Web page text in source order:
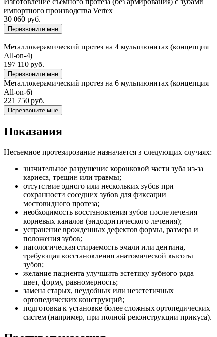
Изготовление съемного протеза (без армирования) с зубами
импортного производства Vertex
30 060 руб.
Перезвоните мне
Металлокерамический протез на 4 мультиюнитах (концепция
All-on-4)
197 110 руб.
Перезвоните мне
Металлокерамический протез на 6 мультиюнитах (концепция
All-on-6)
221 750 руб.
Перезвоните мне
Показания
Несъемное протезирование назначается в следующих случаях:
значительное разрушение коронковой части зуба из-за
кариеса, трещин или травмы;
отсутствие одного или нескольких зубов при
сохранности соседних зубов для фиксации
мостовидного протеза;
необходимость восстановления зубов после лечения
корневых каналов (эндодонтического лечения);
устранение врожденных дефектов формы, размера и
положения зубов;
патологическая стираемость эмали или дентина,
требующая восстановления анатомической высоты
зубов;
желание пациента улучшить эстетику зубного ряда —
цвет, форму, равномерность;
замена старых, неудобных или неэстетичных
ортопедических конструкций;
подготовка к установке более сложных ортопедических
систем (например, при полной реконструкции прикуса).